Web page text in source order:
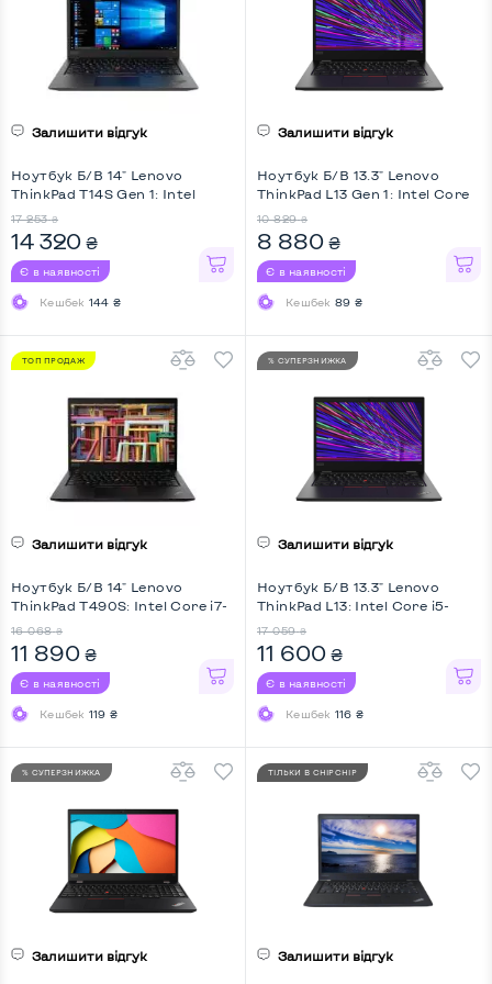
Залишити відгук
Ноутбук Б/В 14" Lenovo
ThinkPad T14S Gen 1: Intel
Full HD, Key Light
17 253 ₴
14 320 ₴
Є в наявності
Кешбек 144 ₴
Залишити відгук
Ноутбук Б/В 13.3" Lenovo
ThinkPad L13 Gen 1: Intel Core
10 829 ₴
8 880 ₴
Є в наявності
Кешбек 89 ₴
ТОП ПРОДАЖ
Залишити відгук
Ноутбук Б/В 14" Lenovo
ThinkPad T490S: Intel Core i7-
Light
16 068 ₴
11 890 ₴
Є в наявності
Кешбек 119 ₴
% СУПЕРЗНИЖКА
Залишити відгук
Ноутбук Б/В 13.3" Lenovo
ThinkPad L13: Intel Core i5-
17 059 ₴
11 600 ₴
Є в наявності
Кешбек 116 ₴
% СУПЕРЗНИЖКА
Залишити відгук
ТІЛЬКИ В CHIPCHIP
Залишити відгук